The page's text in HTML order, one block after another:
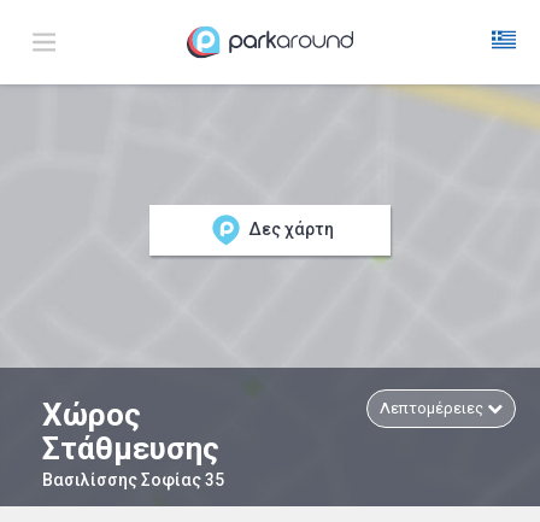
Δες χάρτη
Χώρος
Στάθμευσης
Βασιλίσσης Σοφίας 35
Λεπτομέρειες